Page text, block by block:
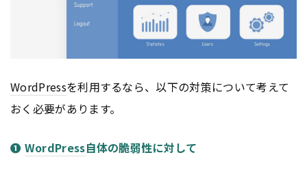
WordPressを利用するなら、以下の対策について考えて
おく必要があります。
➊ WordPress自体の脆弱性に対して